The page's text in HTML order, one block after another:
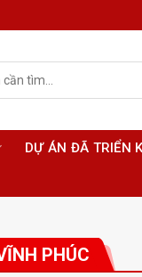
DỰ ÁN ĐÃ TRIỂN
PHÚC